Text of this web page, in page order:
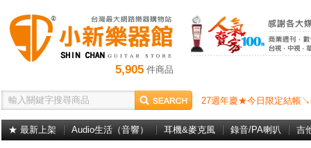
5,905 件商品
27週年慶★今日限定結帳
★ 最新上架 Audio生活（音響） 耳機&麥克風 錄音/PA喇叭 吉